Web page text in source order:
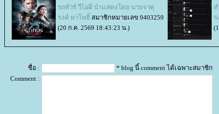
รถทัวร์ วีไอผี นำแสดงโดย นายจาตุ
รงค์ พาโพธิ์ สมาชิกหมายเลข 9403259
(20 ก.ค. 2569 18:43:23 น.)
ท
ชื่อ :
* blog นี้ comment ได้เฉพาะสมาชิก
Comment :